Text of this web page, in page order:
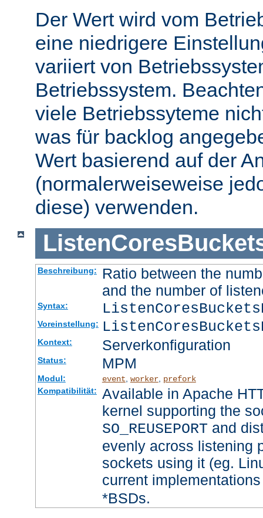
Der Wert wird vom
eine niedrigere
variiert von
Betriebssystem.
viele Betriebssyteme
was für backlog
Wert basierend auf der
(normalerweiseweise
diese) verwenden.
Beschreibung:
Ratio between the
and the number of
Syntax:
Voreinstellung:
Kontext: Serverkonfiguration
Status: MPM
Modul: event worker, prefork
Kompatibilität:
Available in Apache
kernel supporting the
SO_REUSEPORT and
evenly across listening
sockets using it (eg.
current
*BSDs.